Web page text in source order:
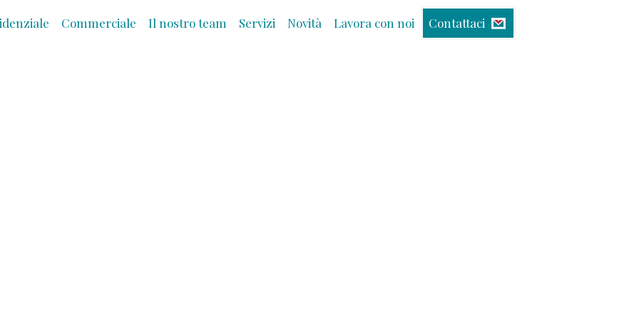
Commerciale Il nostro team Servizi Novità Lavora con noi Contattaci